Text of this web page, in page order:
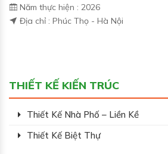
Năm thực hiện : 2026
Địa chỉ : Phúc Thọ - Hà Nội
THIẾT KẾ KIẾN TRÚC
Thiết Kế Nhà Phố – Liền Kề
Thiết Kế Biệt Thự